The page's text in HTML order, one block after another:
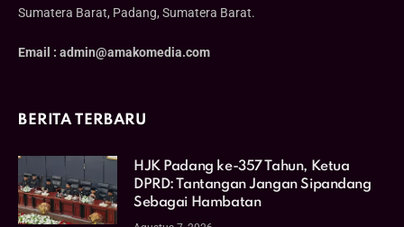
Sumatera Barat, Padang, Sumatera Barat.
Email : admin@amakomedia.com
BERITA TERBARU
HJK Padang ke-357 Tahun, Ketua
DPRD: Tantangan Jangan Sipandang
Sebagai Hambatan